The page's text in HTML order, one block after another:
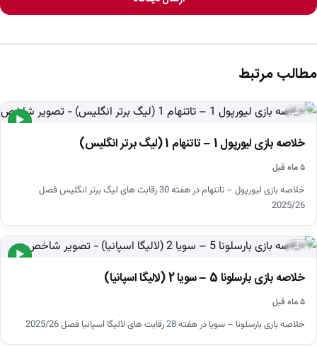
مطالب مرتبط
▶
ورزشی
خلاصه بازی لیورپول 1 – تاتنهام 1 (لیگ برتر انگلیس)
۵ ماه قبل
خلاصه بازی لیورپول – تاتنهام در هفته 30 رقابت های لیگ برتر انگلیس فصل
2025/26
▶
ورزشی
خلاصه بازی بارسلونا 5 – سویا 2 (لالیگا اسپانیا)
۵ ماه قبل
خلاصه بازی بارسلونا – سویا در هفته 28 رقابت های لالیگا اسپانیا فصل 2025/26